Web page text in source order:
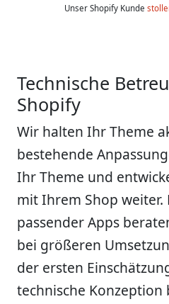
Unser Shopify Kunde
Technische
Shopify
Wir halten Ihr Theme
bestehende
Ihr Theme und
mit Ihrem Shop weiter.
passender Apps
bei größeren
der ersten
technische Konzeption